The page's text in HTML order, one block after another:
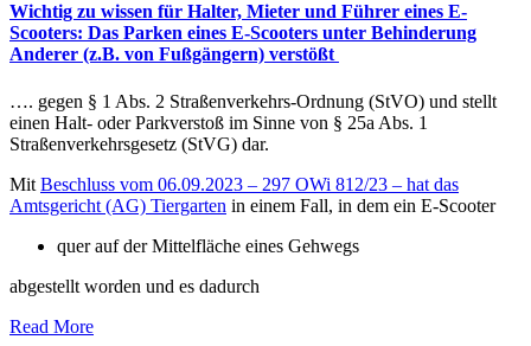
Wichtig zu wissen für Halter, Mieter und Führer eines E-
Scooters: Das Parken eines E-Scooters unter Behinderung
Anderer (z.B. von Fußgängern) verstößt
…. gegen § 1 Abs. 2 Straßenverkehrs-Ordnung (StVO) und stellt
einen Halt- oder Parkverstoß im Sinne von § 25a Abs. 1
Straßenverkehrsgesetz (StVG) dar.
Mit Beschluss vom 06.09.2023 – 297 OWi 812/23 – hat das
Amtsgericht (AG) Tiergarten in einem Fall, in dem ein E-Scooter
quer auf der Mittelfläche eines Gehwegs
abgestellt worden und es dadurch
Read More